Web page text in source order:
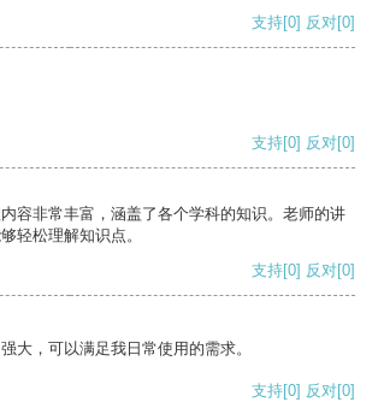
支持[0] 反对[0]
支持[0] 反对[0]
容非常丰富，涵盖了各个学科的知识。老师的讲
轻松理解知识点。
支持[0] 反对[0]
大，可以满足我日常使用的需求。
支持[0] 反对[0]